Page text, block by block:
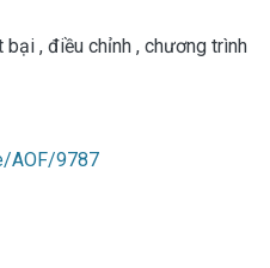
bại , điều chỉnh , chương trình
AOF/9787